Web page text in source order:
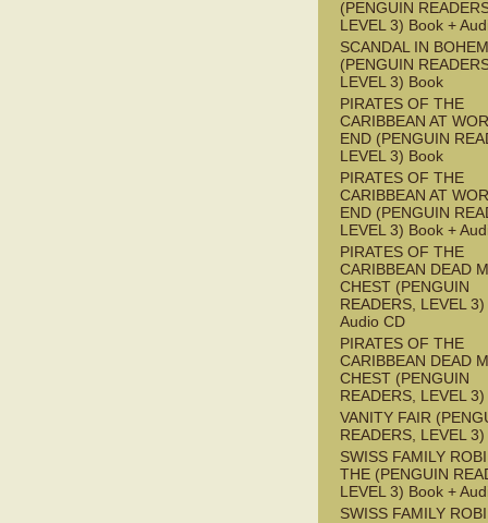
(PENGUIN
LEVEL 3) Book +
SCANDAL IN
(PENGUIN
LEVEL 3) Book
PIRATES OF THE
CARIBBEAN AT
END (PENGUIN
LEVEL 3) Book
PIRATES OF THE
CARIBBEAN AT
END (PENGUIN
LEVEL 3) Book +
PIRATES OF THE
CARIBBEAN DEAD
CHEST (PENGUIN
READERS, LEVEL
Audio CD
PIRATES OF THE
CARIBBEAN DEAD
CHEST (PENGUIN
READERS, LEVEL
VANITY FAIR
READERS, LEVEL
SWISS FAMILY
THE (PENGUIN
LEVEL 3) Book +
SWISS FAMILY